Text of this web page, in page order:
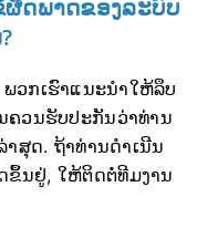
ດພາດຂອງລະບົບ
ວກເຮົາແນະນຳໃຫ້ລຶບ
ຄວນຮັບປະກັນວ່າທ່ານ
າສຸດ. ຖ້າທ່ານດຳເນີນ
ຂຶ້ນຢູ່, ໃຫ້ຕິດຕໍ່ທີມງານ